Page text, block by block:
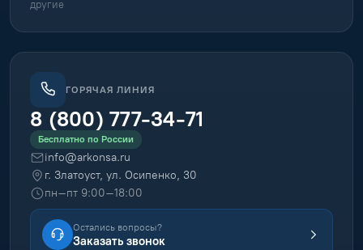
другие
ГОРЯЧАЯ ЛИНИЯ
8 (800) 777-34-71
Бесплатно по России
info@arkonsa.ru
г. Златоуст, ул. Осипенко, 30
пн–пт 9:00–18:00
Остались вопросы?
Заказать звонок